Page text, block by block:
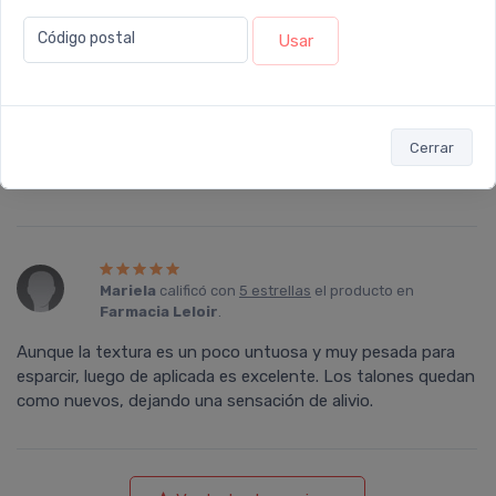
Código postal Usar
Cerrar
NORAcalificó con5 estrellasel producto en
Muy bueno, no lo conocía y me resultó muy util y facil de
aplicar para la piel delicada y seca; no es grasoso ni tiene
Mariela calificó con 5 estrellas el producto en
Farmacia Leloir.
Aunque la textura es un poco untuosa y muy pesada para
esparcir, luego de aplicada es excelente. Los talones quedan
como nuevos, dejando una sensación de alivio.